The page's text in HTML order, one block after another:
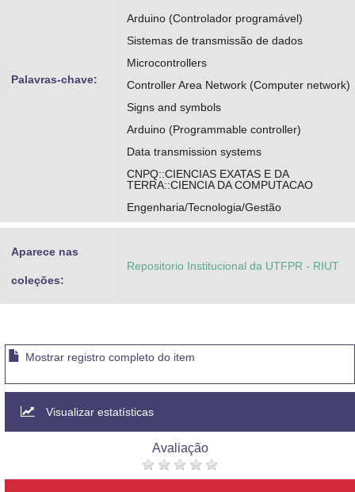
Palavras-chave:
Arduino (Controlador programável)
Sistemas de transmissão de dados
Microcontrollers
Controller Area Network (Computer network)
Signs and symbols
Arduino (Programmable controller)
Data transmission systems
CNPQ::CIENCIAS EXATAS E DA
TERRA::CIENCIA DA COMPUTACAO
Engenharia/Tecnologia/Gestão
Aparece nas
coleções:
Repositorio Institucional da UTFPR - RIUT
Mostrar registro completo do item
Visualizar estatísticas
Avaliação